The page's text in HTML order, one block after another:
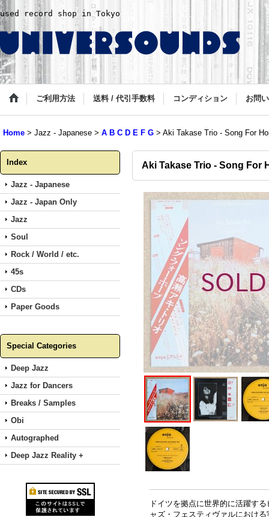
used record shop in Tokyo
ご利用方法 送料 / 代引手数料 コンディション お問
Home > Jazz - Japanese > A B C D E F G > Aki Takase Trio - Song For
Index
Jazz - Japanese
Jazz - Japan Only
Jazz
Soul
Rock / World / etc.
45s
CDs
Paper Goods
Special Categories
Deep Jazz
Jazz for Dancers
Breaks / Samples
Obi
Autographed
Deep Jazz Reality +
Aki Takase Trio - Song For
ドイツを拠点に世界的に活躍す
ャズ・フェスティヴァルにおけ